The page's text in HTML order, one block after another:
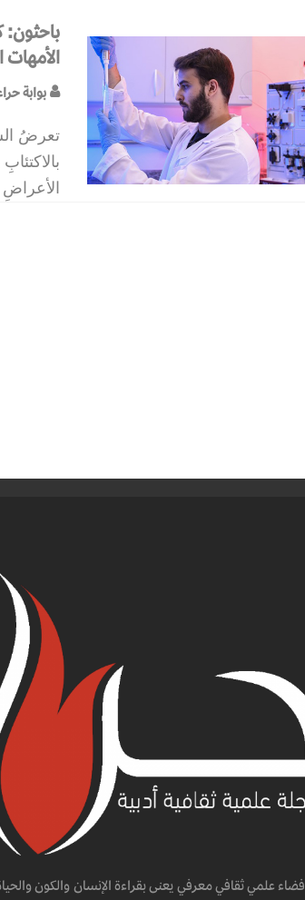
باحثون:
الأمهات
بوابة
تعرضُ
فضاء علمي ثقافي معرفي يعنى بقراءة الإنسان والكون